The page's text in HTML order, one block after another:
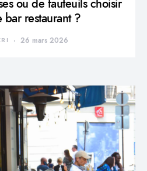
ou de fauteuils choisir
bar restaurant ?
26 mars 2026